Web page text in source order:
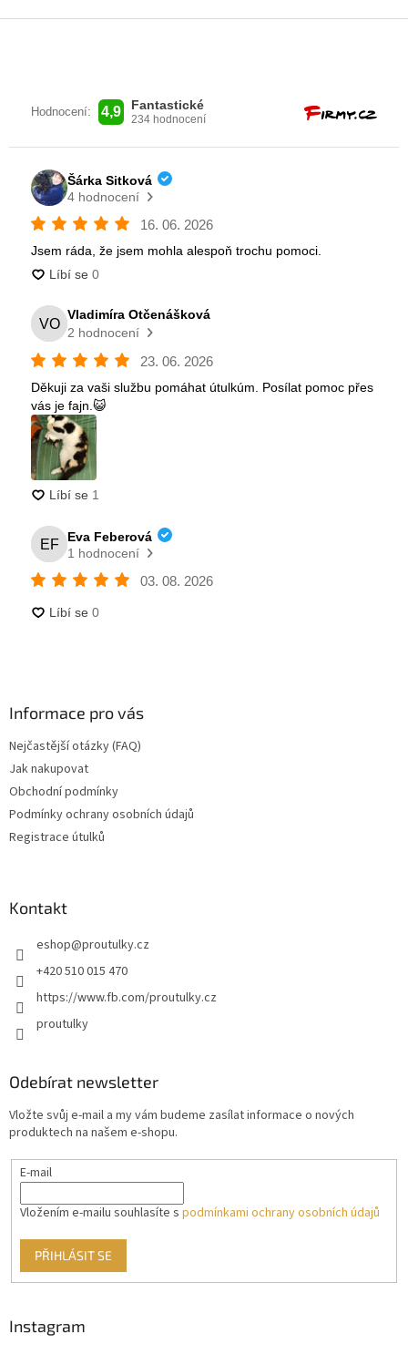
Informace pro vás
Nejčastější otázky (FAQ)
Jak nakupovat
Obchodní podmínky
Podmínky ochrany osobních údajů
Registrace útulků
Kontakt
eshop@proutulky.cz
+420 510 015 470
https://www.fb.com/proutulky.cz
proutulky
Odebírat newsletter
Vložte svůj e-mail a my vám budeme zasílat informace o nových
produktech na našem e-shopu.
E-mail
Vložením e-mailu souhlasíte s podmínkami ochrany osobních údajů
PŘIHLÁSIT SE
Instagram